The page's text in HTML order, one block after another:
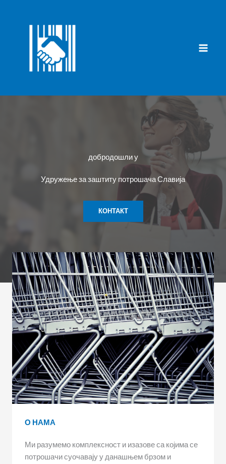
добродошли у
Удружење за заштиту потрошача Славија
КОНТАКТ
О НАМА
Ми разумемо комплексност и изазове са којима се
потрошачи суочавају у данашњем брзом и